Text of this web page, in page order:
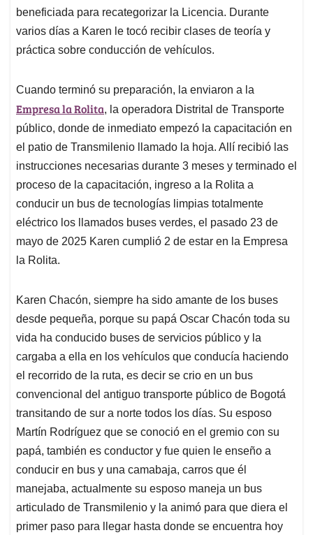
beneficiada para recategorizar la Licencia. Durante
varios días a Karen le tocó recibir clases de teoría y
práctica sobre conducción de vehículos.
Cuando terminó su preparación, la enviaron a la
Empresa la Rolita, la operadora Distrital de Transporte
público, donde de inmediato empezó la capacitación en
el patio de Transmilenio llamado la hoja. Allí recibió las
instrucciones necesarias durante 3 meses y terminado el
proceso de la capacitación, ingreso a la Rolita a
conducir un bus de tecnologías limpias totalmente
eléctrico los llamados buses verdes, el pasado 23 de
mayo de 2025 Karen cumplió 2 de estar en la Empresa
la Rolita.
Karen Chacón, siempre ha sido amante de los buses
desde pequeña, porque su papá Oscar Chacón toda su
vida ha conducido buses de servicios público y la
cargaba a ella en los vehículos que conducía haciendo
el recorrido de la ruta, es decir se crio en un bus
convencional del antiguo transporte público de Bogotá
transitando de sur a norte todos los días. Su esposo
Martín Rodríguez que se conoció en el gremio con su
papá, también es conductor y fue quien le enseño a
conducir en bus y una camabaja, carros que él
manejaba, actualmente su esposo maneja un bus
articulado de Transmilenio y la animó para que diera el
primer paso para llegar hasta donde se encuentra hoy